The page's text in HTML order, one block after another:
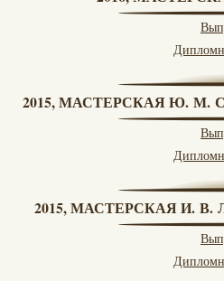
2015, МАСТЕРСКАЯ Ю.
2015, МАСТЕРСКАЯ И.